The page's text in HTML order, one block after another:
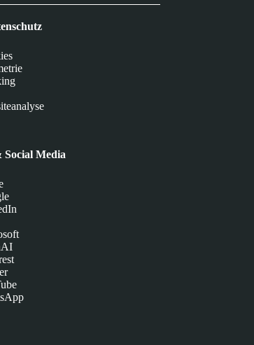
Social Media